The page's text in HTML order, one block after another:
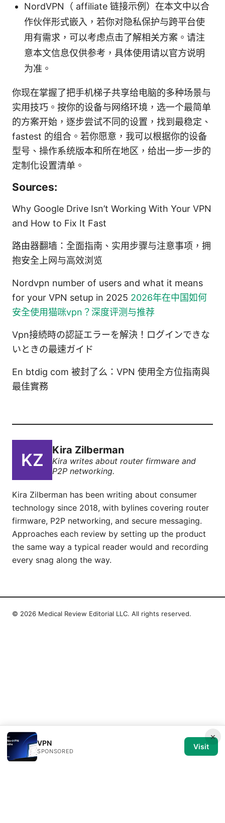
NordVPN（ affiliate 链接示例）在本文中以合
作伙伴形式嵌入，若你对隐私保护与跨平台使
用有需求，可以考虑点击了解相关方案。请注
意本文信息仅供参考，具体使用请以官方说明
为准。
你现在掌握了把手机梯子共享给电脑的多种场景与
实用技巧。按你的设备与网络环境，选一个最简单
的方案开始，逐步尝试不同的设置，找到最稳定、
fastest 的组合。若你愿意，我可以根据你的设备
型号、操作系统版本和所在地区，给出一步一步的
定制化设置清单。
Sources:
Why Google Drive Isn’t Working With Your VPN
and How to Fix It Fast
路由器翻墙：全面指南、实用步骤与注意事项，拥
抱安全上网与高效浏览
Nordvpn number of users and what it means
for your VPN setup in 2025 2026年在中国如何
安全使用猫咪vpn？深度评测与推荐
Vpn接続時の認証エラーを解決！ログインできな
いときの最速ガイド
En btdig com 被封了么：VPN 使用全方位指南與
最佳實務
Kira Zilberman
Kira writes about router firmware and
P2P networking.
Kira Zilberman has been writing about consumer
technology since 2018, with bylines covering router
firmware, P2P networking, and secure messaging.
Approaches each review by setting up the product
the same way a typical reader would and recording
every snag along the way.
×
VPN
SPONSORED
Visit
© 2026 Medical Review Editorial LLC. All rights reserved.